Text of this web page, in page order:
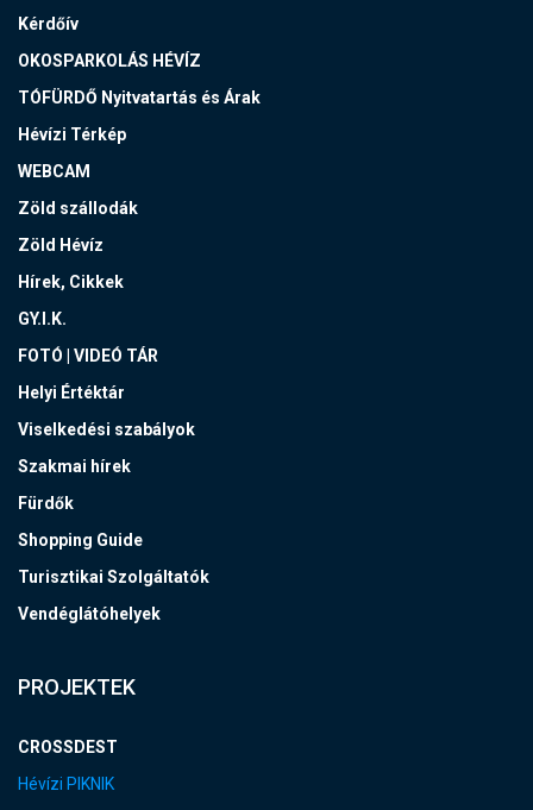
Kérdőív
OKOSPARKOLÁS HÉVÍZ
TÓFÜRDŐ Nyitvatartás és Árak
Hévízi Térkép
WEBCAM
Zöld szállodák
Zöld Hévíz
Hírek, Cikkek
GY.I.K.
FOTÓ | VIDEÓ TÁR
Helyi Értéktár
Viselkedési szabályok
Szakmai hírek
Fürdők
Shopping Guide
Turisztikai Szolgáltatók
Vendéglátóhelyek
PROJEKTEK
CROSSDEST
Hévízi PIKNIK